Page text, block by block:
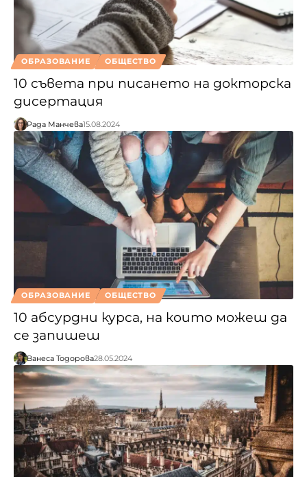
ОБРАЗОВАНИЕ ОБЩЕСТВО
10 съвета при писането на докторска
дисертация
Рада Манчева15.08.2024
ОБРАЗОВАНИЕ ОБЩЕСТВО
10 абсурдни курса, на които можеш да
се запишеш
Ванеса Тодорова28.05.2024